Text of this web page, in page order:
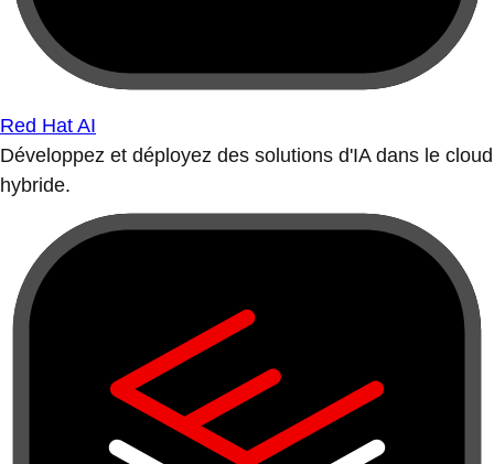
Red Hat AI
Développez et déployez des solutions d'IA dans le cloud
hybride.